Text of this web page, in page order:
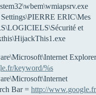
ERIC\Mes
et
keyword/%s
Bar = http://